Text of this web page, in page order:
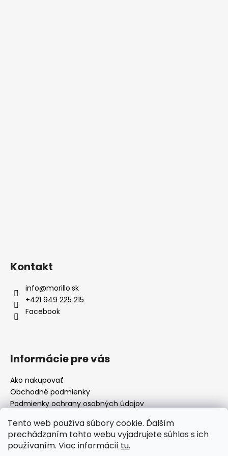
Tento web používa súbory cookie. Ďalším
prechádzaním tohto webu vyjadrujete súhlas s ich
používaním. Viac informácií tu.
Kontakt
info@morillo.sk
+421 949 225 215
Facebook
Informácie pre vás
Ako nakupovať
Obchodné podmienky
Podmienky ochrany osobných údajov